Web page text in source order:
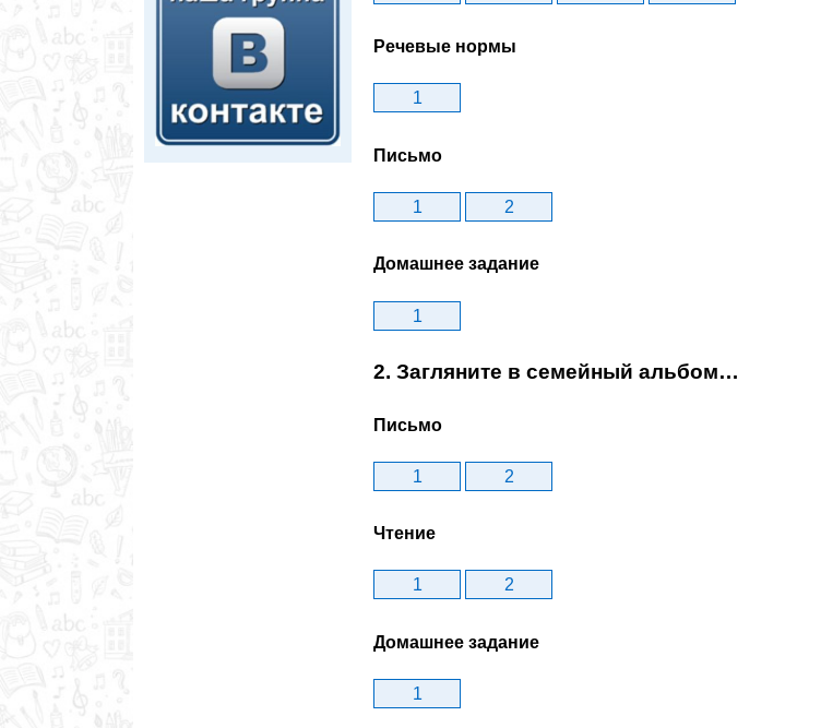
Речевые нормы
1
Письмо
1 2
Домашнее задание
1
2. Загляните в семейный альбом…
Письмо
1 2
Чтение
1 2
Домашнее задание
1